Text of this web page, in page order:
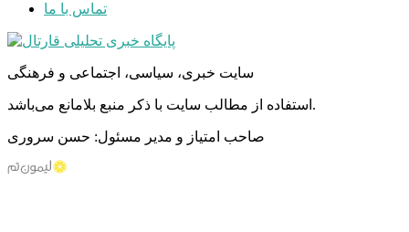
تماس با ما
سایت خبری، سیاسی، اجتماعی و فرهنگی
استفاده از مطالب سایت با ذکر منبع بلامانع می‌باشد.
صاحب امتیاز و مدیر مسئول: حسن سروری